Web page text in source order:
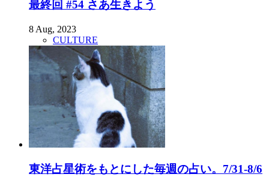
最終回 #54 さあ生きよう
8 Aug, 2023
CULTURE
東洋占星術をもとにした毎週の占い。7/31-8/6